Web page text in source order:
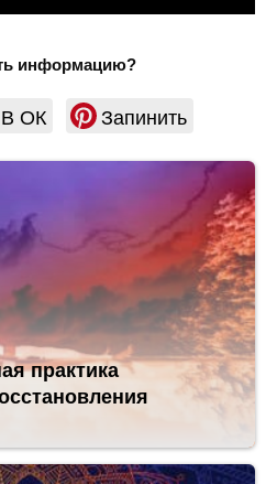
информацию?
В ОК Запинить
практика